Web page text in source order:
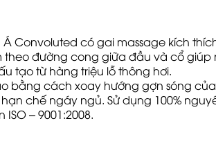
Á Convoluted​ có gai massage kích
theo đường cong giữa đầu và cổ giúp
tạo từ hàng triệu lỗ thông hơi.
bằng cách xoay hướng gợn sóng
chế ngáy ngủ. Sử dụng 100%
– 9001:2008.